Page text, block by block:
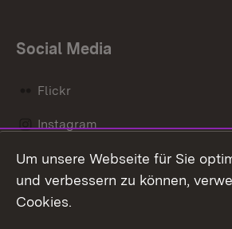
Social Media
Flickr
Instagram
Social Wall
Um unsere Webseite für Sie
und verbessern zu können,
Cookies.